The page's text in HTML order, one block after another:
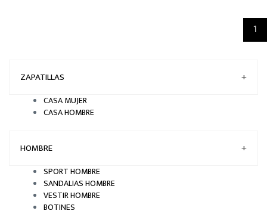
1
ZAPATILLAS +
CASA MUJER
CASA HOMBRE
HOMBRE +
SPORT HOMBRE
SANDALIAS HOMBRE
VESTIR HOMBRE
BOTINES